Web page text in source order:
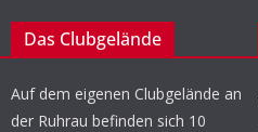
Das Clubgelände
Auf dem eigenen Clubgelände an
der Ruhrau befinden sich 10